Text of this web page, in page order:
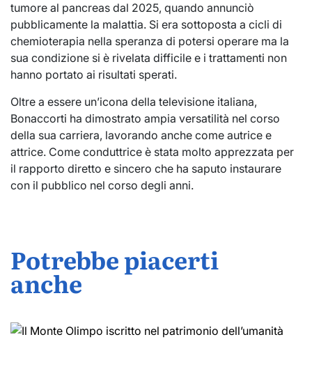
tumore al pancreas dal 2025, quando annunciò
pubblicamente la malattia. Si era sottoposta a cicli di
chemioterapia nella speranza di potersi operare ma la
sua condizione si è rivelata difficile e i trattamenti non
hanno portato ai risultati sperati.
Oltre a essere un’icona della televisione italiana,
Bonaccorti ha dimostrato ampia versatilità nel corso
della sua carriera, lavorando anche come autrice e
attrice. Come conduttrice è stata molto apprezzata per
il rapporto diretto e sincero che ha saputo instaurare
con il pubblico nel corso degli anni.
Potrebbe piacerti
anche